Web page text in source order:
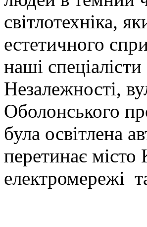
світлотехніка,
естетичного
наші
Незалежності,
Оболонського
була освітлена
перетинає місто
електромережі